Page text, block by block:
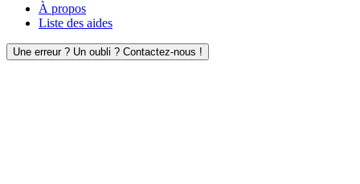
À propos
Liste des aides
Une erreur ? Un oubli ? Contactez-nous !